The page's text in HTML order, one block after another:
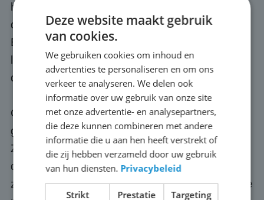
hoef jij je geen moment zorgen te maken over
de techniek, dat is onze verantwoordelijkheid.
Bovendien weten we precies wat we moeten
leveren voor tien mensen, tienduizend én alles
daartussenin.
Optioneel regelen we ook een passende
geluidsinstallatie, zodat jouw publiek in
Zoetermeer ook het commentaar, de muziek of
de presentatie goed meekrijgt. Onze schermen
zijn altijd up-to-date: we investeren continu in de
Deze website maakt gebruik
van cookies.
We gebruiken cookies om inhoud en
advertenties te personaliseren en om ons
verkeer te analyseren. We delen ook
informatie over uw gebruik van onze site
met onze advertentie- en analysepartners,
die deze kunnen combineren met andere
informatie die u aan hen heeft verstrekt of
die zij hebben verzameld door uw gebruik
van hun diensten. Privacybeleid
Strikt
Prestatie Targeting